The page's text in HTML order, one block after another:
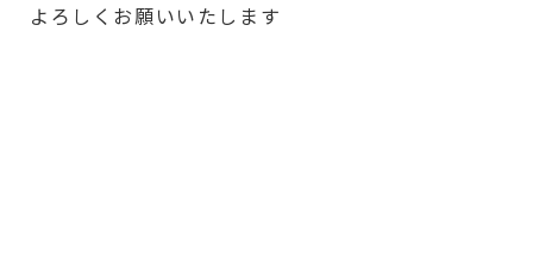
よろしくお願いいたします